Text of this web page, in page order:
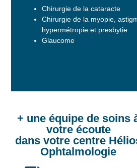
Chirurgie de la cataracte
Chirurgie de la myopie,
hypermétropie et presbytie
Glaucome
+ une équipe de soins
votre écoute
dans votre centre
Ophtalmologie